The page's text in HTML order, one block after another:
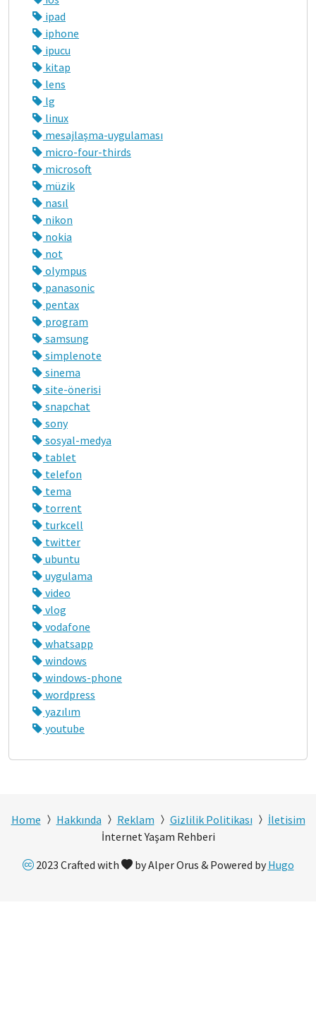
ipad
iphone
ipucu
kitap
lens
lg
linux
mesajlaşma-uygulaması
micro-four-thirds
microsoft
müzik
nasıl
nikon
nokia
not
olympus
panasonic
pentax
program
samsung
simplenote
sinema
site-önerisi
snapchat
sony
sosyal-medya
tablet
telefon
tema
torrent
turkcell
twitter
ubuntu
uygulama
video
vlog
vodafone
whatsapp
windows
windows-phone
wordpress
yazılım
youtube
Home Hakkında Reklam Gizlilik Politikası
İletisim
İnternet Yaşam Rehberi
2023 Crafted with
by Alper Orus & Powered byHugo